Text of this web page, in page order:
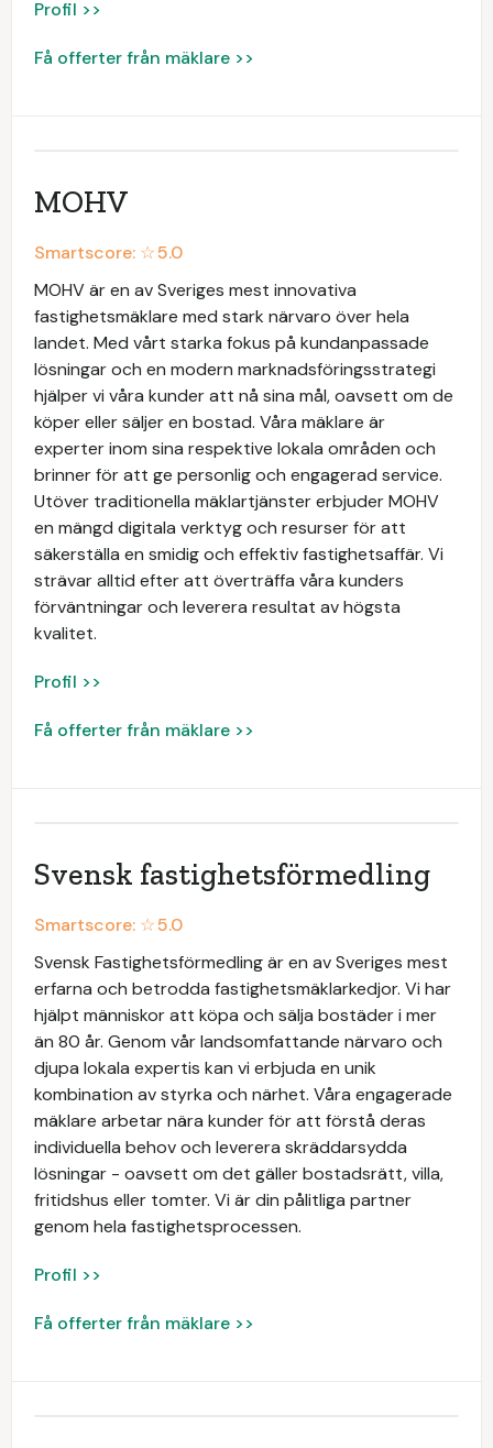
Profil >>
Få offerter från mäklare >>
MOHV
Smartscore: ☆5.0
MOHV är en av Sveriges mest innovativa
fastighetsmäklare med stark närvaro över hela
landet. Med vårt starka fokus på kundanpassade
lösningar och en modern marknadsföringsstrategi
hjälper vi våra kunder att nå sina mål, oavsett om de
köper eller säljer en bostad. Våra mäklare är
experter inom sina respektive lokala områden och
brinner för att ge personlig och engagerad service.
Utöver traditionella mäklartjänster erbjuder MOHV
en mängd digitala verktyg och resurser för att
säkerställa en smidig och effektiv fastighetsaffär. Vi
strävar alltid efter att överträffa våra kunders
förväntningar och leverera resultat av högsta
kvalitet.
Profil >>
Få offerter från mäklare >>
Svensk fastighetsförmedling
Smartscore: ☆5.0
Svensk Fastighetsförmedling är en av Sveriges mest
erfarna och betrodda fastighetsmäklarkedjor. Vi har
hjälpt människor att köpa och sälja bostäder i mer
än 80 år. Genom vår landsomfattande närvaro och
djupa lokala expertis kan vi erbjuda en unik
kombination av styrka och närhet. Våra engagerade
mäklare arbetar nära kunder för att förstå deras
individuella behov och leverera skräddarsydda
lösningar - oavsett om det gäller bostadsrätt, villa,
fritidshus eller tomter. Vi är din pålitliga partner
genom hela fastighetsprocessen.
Profil >>
Få offerter från mäklare >>